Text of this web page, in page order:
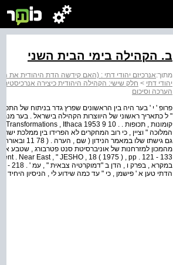
ב. הקהילה בימי הבית השני
מתוך:אנרכיזם יהודי דתי : (האם קידשה הדת היהודית את
יהודי דתי > חלק שישי: הקהילה היהודית כיצירה
הערכה וסיכום
פרופ ' י ' בער היה בין הראשונים שפרץ גדר בניתוח של
המלוכה " וציין , כי רוב המחקרים לא הפרידו בין ממלכת
גם גישתו שלו
הדתי טען א ' פישמן , כי " עד כמה שידוע לי , הניסיון